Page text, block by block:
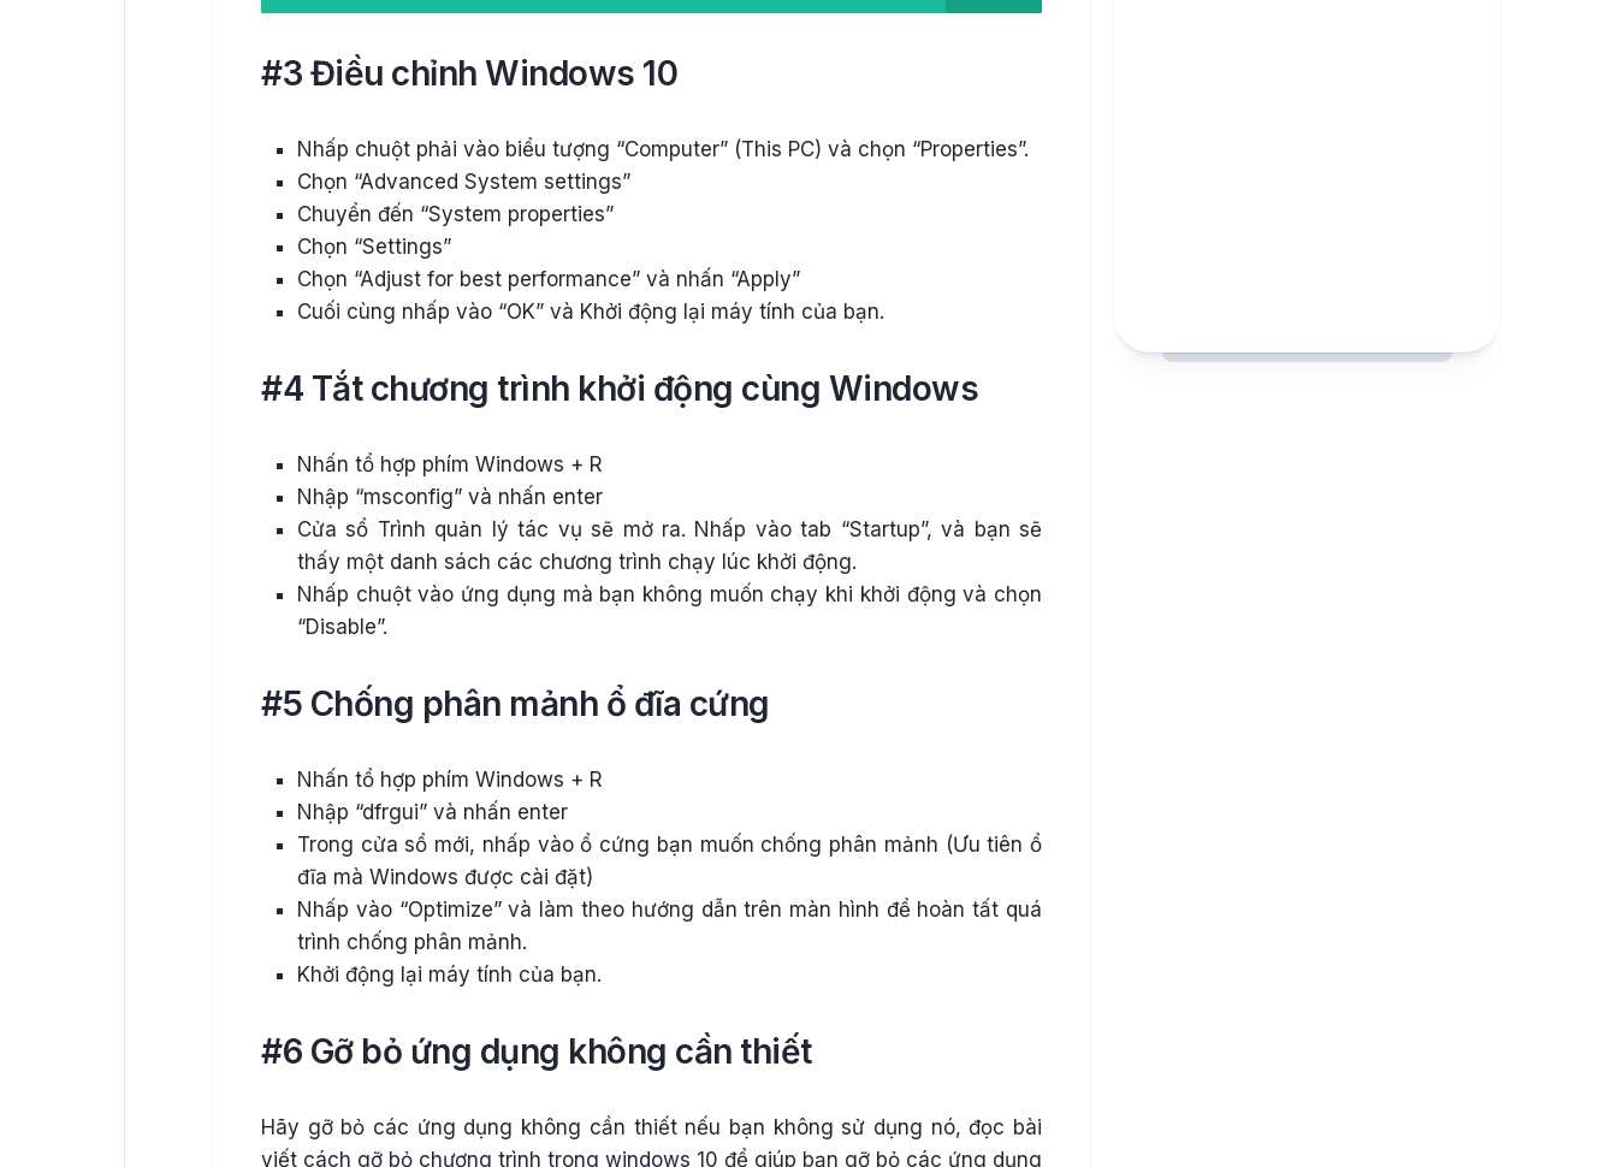
#3 Điều chỉnh Windows 10
Nhấp chuột phải vào biểu tượng “Computer” (This PC) và chọn “Properties”.
Chọn “Advanced System settings”
Chuyển đến “System properties”
Chọn “Settings”
Chọn “Adjust for best performance” và nhấn “Apply”
Cuối cùng nhấp vào “OK” và Khởi động lại máy tính của bạn.
#4 Tắt chương trình khởi động cùng Windows
Nhấn tổ hợp phím Windows + R
Nhập “msconfig” và nhấn enter
Cửa sổ Trình quản lý tác vụ sẽ mở ra. Nhấp vào tab “Startup”, và bạn sẽ
thấy một danh sách các chương trình chạy lúc khởi động.
Nhấp chuột vào ứng dụng mà bạn không muốn chạy khi khởi động và chọn
“Disable”.
#5 Chống phân mảnh ổ đĩa cứng
Nhấn tổ hợp phím Windows + R
Nhập “dfrgui” và nhấn enter
Trong cửa sổ mới, nhấp vào ổ cứng bạn muốn chống phân mảnh (Ưu tiên ổ
đĩa mà Windows được cài đặt)
Nhấp vào “Optimize” và làm theo hướng dẫn trên màn hình để hoàn tất quá
trình chống phân mảnh.
Khởi động lại máy tính của bạn.
#6 Gỡ bỏ ứng dụng không cần thiết
Hãy gỡ bỏ các ứng dụng không cần thiết nếu bạn không sử dụng nó, đọc bài
viết cách gỡ bỏ chương trình trong windows 10 để giúp bạn gỡ bỏ các ứng dụng